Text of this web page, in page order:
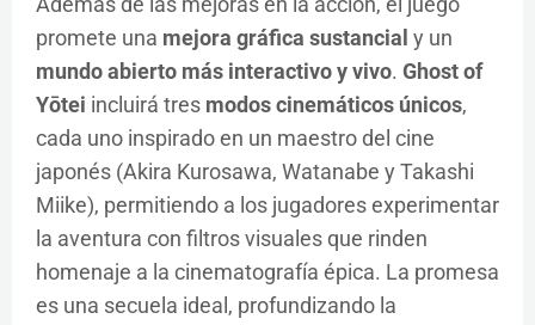
promete una mejora gráfica sustancial y un
mundo abierto más interactivo y vivo. Ghost of
Yōtei incluirá tres modos cinemáticos únicos,
cada uno inspirado en un maestro del cine
japonés (Akira Kurosawa, Watanabe y Takashi
Miike), permitiendo a los jugadores experimentar
la aventura con filtros visuales que rinden
homenaje a la cinematografía épica. La promesa
es una secuela ideal, profundizando la